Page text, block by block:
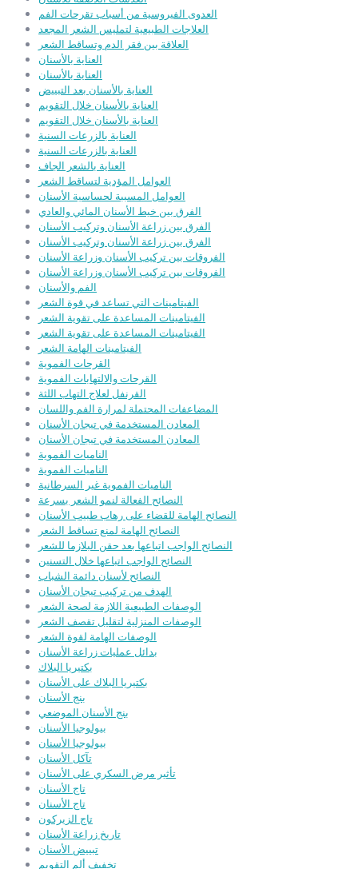
العدوى الفيروسية من أسباب تقرحات الفم
العلاجات الطبيعية لتمليس الشعر المجعد
العلاقة بين فقر الدم وتساقط الشعر
العناية بالأسنان
العناية بالأسنان
العناية بالأسنان بعد التبييض
العناية بالأسنان خلال التقويم
العناية بالأسنان خلال التقويم
العناية بالزرعات السنية
العناية بالزرعات السنية
العناية بالشعر الجاف
العوامل المؤدية لتساقط الشعر
العوامل المسببة لحساسية الأسنان
الفرق بين خيط الأسنان المائي والعادي
الفرق بين زراعة الأسنان وتركيب الأسنان
الفرق بين زراعة الأسنان وتركيب الأسنان
الفروقات بين تركيب الأسنان وزراعة الأسنان
الفروقات بين تركيب الأسنان وزراعة الأسنان
الفم والأسنان
الفيتامينات التي تساعد في قوة الشعر
الفيتامينات المساعدة على تقوية الشعر
الفيتامينات المساعدة على تقوية الشعر
الفيتامينات الهامة الشعر
القرحات الفموية
القرحات والالتهابات الفموية
القرنفل لعلاج التهاب اللثة
المضاعفات المحتملة لمرارة الفم واللسان
المعادن المستخدمة في تيجان الأسنان
المعادن المستخدمة في تيجان الأسنان
الناميات الفموية
الناميات الفموية
الناميات الفموية غير السرطانية
النصائح الفعالة لنمو الشعر بسرعة
النصائح الهامة للقضاء على رهاب طبيب الأسنان
النصائح الهامة لمنع تساقط الشعر
النصائح الواجب اتباعها بعد حقن البلازما للشعر
النصائح الواجب اتباعها خلال التسنين
النصائح لأسنان دائمة الشباب
الهدف من تركيب تيجان الأسنان
الوصفات الطبيعية اللازمة لصحة الشعر
الوصفات المنزلية لتقليل تقصف الشعر
الوصفات الهامة لقوة الشعر
بدائل عمليات زراعة الأسنان
بكتيريا البلاك
بكتيريا البلاك على الأسنان
بنج الأسنان
بنج الأسنان الموضعي
بيولوجيا الأسنان
بيولوجيا الأسنان
تآكل الأسنان
تأثير مرض السكري على الأسنان
تاج الأسنان
تاج الأسنان
تاج الزيركون
تاريخ زراعة الأسنان
تبييض الأسنان
تخفيف ألم التقويم